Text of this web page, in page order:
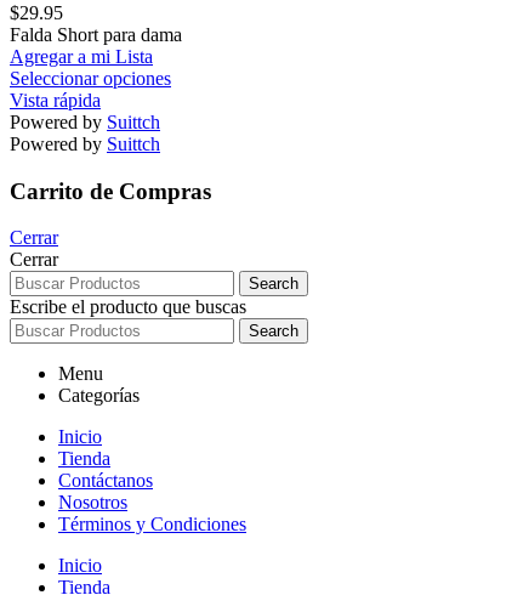
$29.95
Falda Short para dama
Agregar a mi Lista
Seleccionar opciones
Vista rápida
Powered by Suittch
Powered by Suittch
Carrito de Compras
Cerrar
Cerrar
Search
Escribe el producto que buscas
Search
Menu
Categorías
Inicio
Tienda
Contáctanos
Nosotros
Términos y Condiciones
Inicio
Tienda